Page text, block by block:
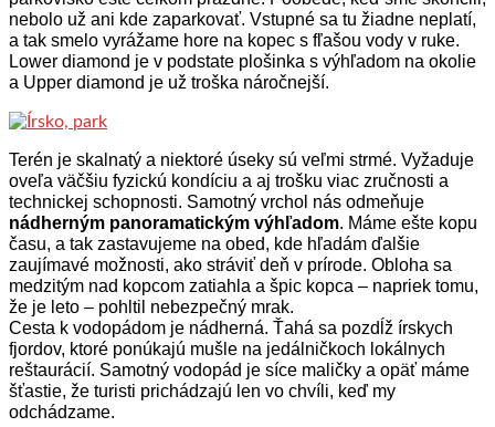
nebolo už ani kde zaparkovať. Vstupné sa tu žiadne neplatí,
a tak smelo vyrážame hore na kopec s fľašou vody v ruke.
Lower diamond je v podstate plošinka s výhľadom na okolie
a Upper diamond je už troška náročnejší.
Terén je skalnatý a niektoré úseky sú veľmi strmé. Vyžaduje
oveľa väčšiu fyzickú kondíciu a aj trošku viac zručnosti a
technickej schopnosti. Samotný vrchol nás odmeňuje
nádherným panoramatickým výhľadom. Máme ešte kopu
času, a tak zastavujeme na obed, kde hľadám ďalšie
zaujímavé možnosti, ako stráviť deň v prírode. Obloha sa
medzitým nad kopcom zatiahla a špic kopca – napriek tomu,
že je leto – pohltil nebezpečný mrak.
Cesta k vodopádom je nádherná. Ťahá sa pozdĺž írskych
fjordov, ktoré ponúkajú mušle na jedálničkoch lokálnych
reštaurácií. Samotný vodopád je síce maličky a opäť máme
šťastie, že turisti prichádzajú len vo chvíli, keď my
odchádzame.